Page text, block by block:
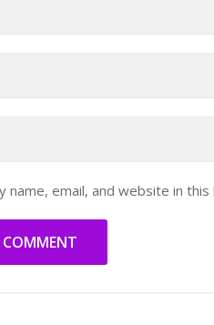
name, email, and website in